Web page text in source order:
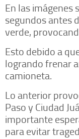
En las imágenes
segundos antes
verde,
Esto debido a
logrando frenar
camioneta.
Lo anterior
Paso y Ciudad
importante
para evitar